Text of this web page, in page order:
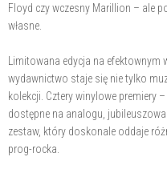
Floyd czy wczesny Marillion – ale
własne.
Limitowana edycja na efektownym
wydawnictwo staje się nie tylko
kolekcji. Cztery winylowe premiery
dostępne na analogu, jubileuszowa
zestaw, który doskonale oddaje
prog-rocka.